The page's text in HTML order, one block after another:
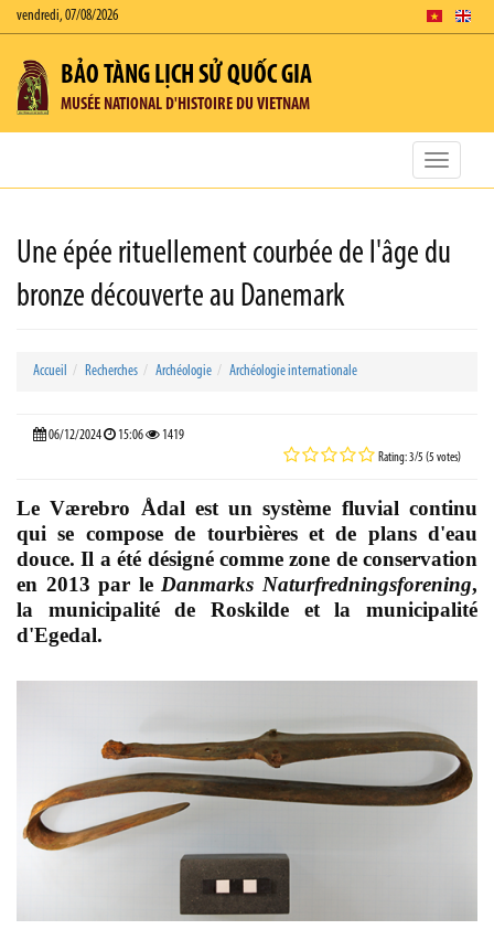
vendredi, 07/08/2026
BẢO TÀNG LỊCH SỬ QUỐC GIA
MUSÉE NATIONAL D'HISTOIRE DU VIETNAM
Toggle
Une épée rituellement courbée de l'âge du
bronze découverte au Danemark
Accueil Recherches Archéologie Archéologie internationale
06/12/2024 15:06 1419
Rating: 3/5 (5 votes)
Le Værebro Ådal est un système fluvial continu
qui se compose de tourbières et de plans d'eau
douce. Il a été désigné comme zone de conservation
en 2013 par le Danmarks Naturfredningsforening,
la municipalité de Roskilde et la municipalité
d'Egedal.